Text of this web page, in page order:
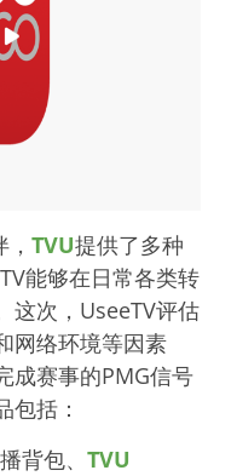
TVU提供了多种
能够在日常各类转
这次，UseeTV评估
网络环境等因素
成赛事的PMG信号
包括：
背包、 TVU